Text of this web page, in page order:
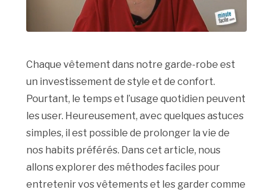
Chaque vêtement dans notre garde-robe est
un investissement de style et de confort.
Pourtant, le temps et l’usage quotidien peuvent
les user. Heureusement, avec quelques astuces
simples, il est possible de prolonger la vie de
nos habits préférés. Dans cet article, nous
allons explorer des méthodes faciles pour
entretenir vos vêtements et les garder comme